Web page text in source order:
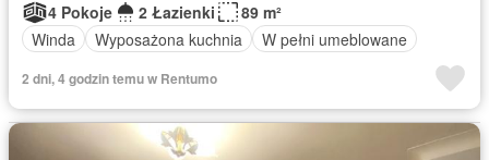
4 Pokoje
2 Łazienki
89 m²
Winda
Wyposażona kuchnia W pełni umeblowane
2 dni, 4 godzin temu w Rentumo